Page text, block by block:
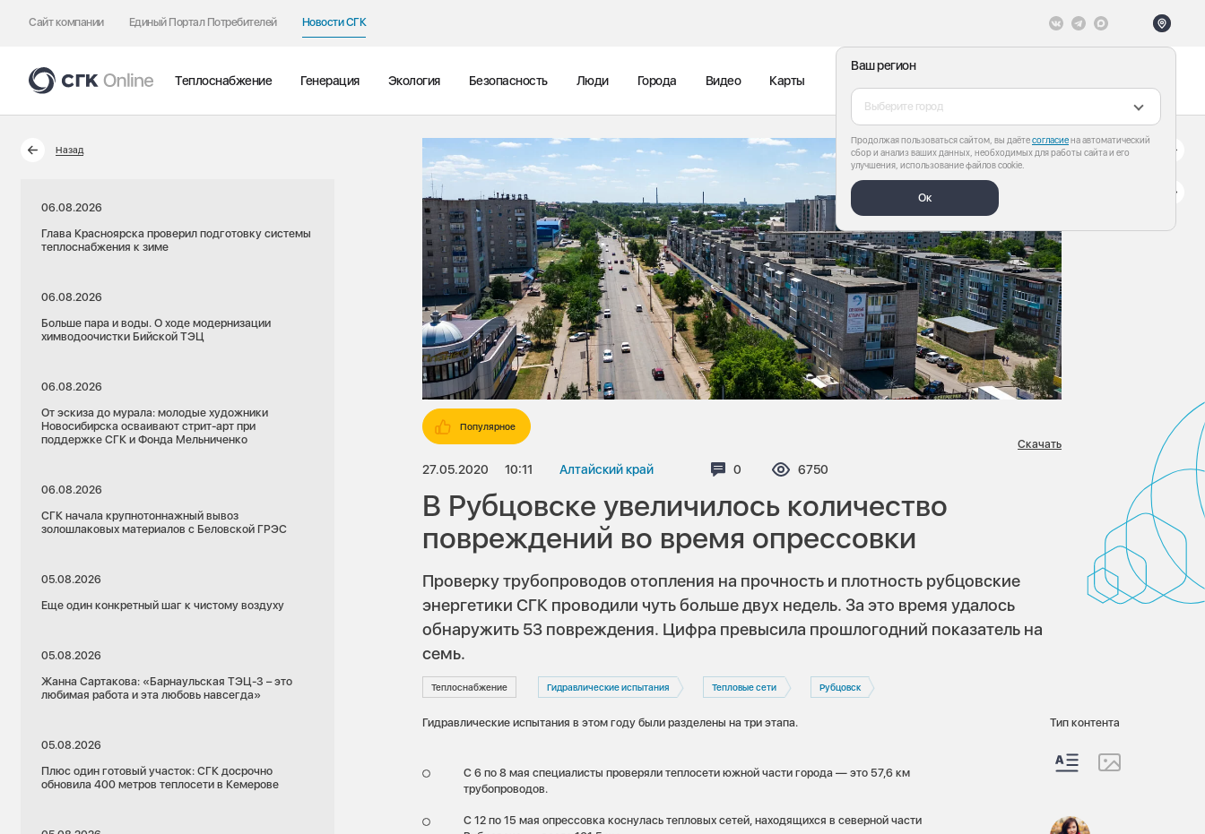
Сайт компании Единый Портал Потребителей Новости СГК
Ваш регион
Выберите город
Продолжая пользоваться сайтом, вы даётесогласиена автоматический
сбор и анализ ваших данных, необходимых для работы сайта и его
улучшения, использование файлов cookie.
Ок
Теплоснабжение Генерация Экология Безопасность Люди Города Видео Карты
Назад
06.08.2026
Глава Красноярска проверил подготовку системы
теплоснабжения к зиме
06.08.2026
Больше пара и воды. О ходе модернизации
химводоочистки Бийской ТЭЦ
06.08.2026
От эскиза до мурала: молодые художники
Новосибирска осваивают стрит-арт при
поддержке СГК и Фонда Мельниченко
06.08.2026
СГК начала крупнотоннажный вывоз
золошлаковых материалов с Беловской ГРЭС
05.08.2026
Еще один конкретный шаг к чистому воздуху
05.08.2026
Жанна Сартакова: «Барнаульская ТЭЦ-3 – это
любимая работа и эта любовь навсегда»
05.08.2026
Плюс один готовый участок: СГК досрочно
обновила 400 метров теплосети в Кемерове
Популярное
27.05.2020 10:11 Алтайский край Комментариев:
0 Просмотров:
6750
Скачать
В Рубцовске увеличилось количество
повреждений во время опрессовки
Проверку трубопроводов отопления на прочность и плотность рубцовские
энергетики СГК проводили чуть больше двух недель. За это время удалось
обнаружить 53 повреждения. Цифра превысила прошлогодний показатель на
семь.
Теплоснабжение Гидравлические испытания Тепловые сети Рубцовск
Гидравлические испытания в этом году были разделены на три этапа.
С 6 по 8 мая специалисты проверяли теплосети южной части города — это 57,6 км
трубопроводов.
С 12 по 15 мая опрессовка коснулась тепловых сетей, находящихся в северной части
Тип контента